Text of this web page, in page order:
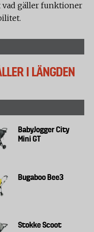
vad gäller funktioner
I LÄNGDEN
BabyJogger City
Mini GT
Bugaboo Bee3
Stokke Scoot